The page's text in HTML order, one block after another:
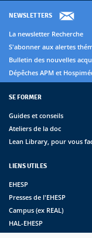
NEWSLETTERS
La newsletter Recherche
S'abonner aux alertes
Bulletin des nouvelles
Dépêches APM et
SE FORMER
Guides et conseils
Ateliers de la doc
Lean Library, pour vous
LIENS UTILES
EHESP
Presses de l'EHESP
Campus (ex REAL)
HAL-EHESP